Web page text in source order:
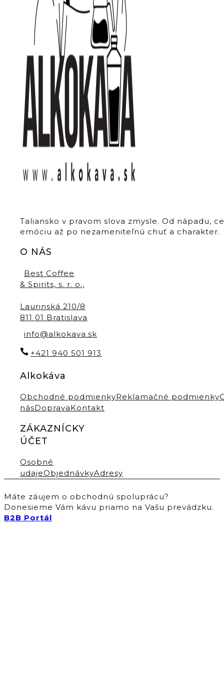
Taliansko v pravom slova zmysle. Od nápadu,
emóciu až po nezameniteľnú chuť a charakter.
O NÁS
Best Coffee
& Spirits, s. r. o.,
Laurinská 210/8
811 01 Bratislava
info@alkokava.sk
+421 940 501 913
Alkokáva
Obchodné podmienkyReklamačné podmienky
násDopravaKontakt
ZÁKAZNÍCKY
ÚČET
Osobné
udajeObjednávkyAdresy
Máte záujem o obchodnú spoluprácu?
Donesieme Vám kávu priamo na Vašu prevádzku.
B2B Portál